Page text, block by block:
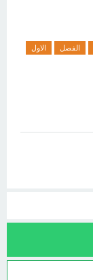
الفصل
الاول